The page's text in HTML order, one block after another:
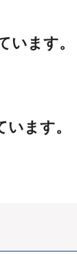
ます。
ます。